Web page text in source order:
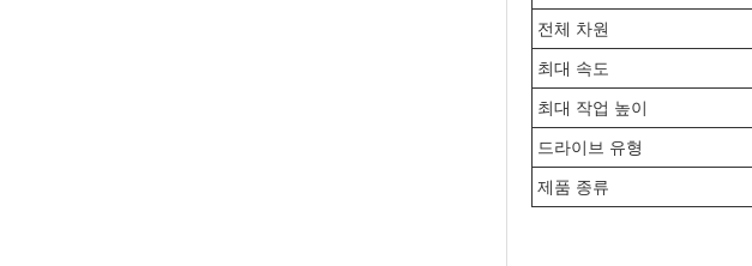
전체 차원
최대 속도
최대 작업 높이
드라이브 유형
제품 종류